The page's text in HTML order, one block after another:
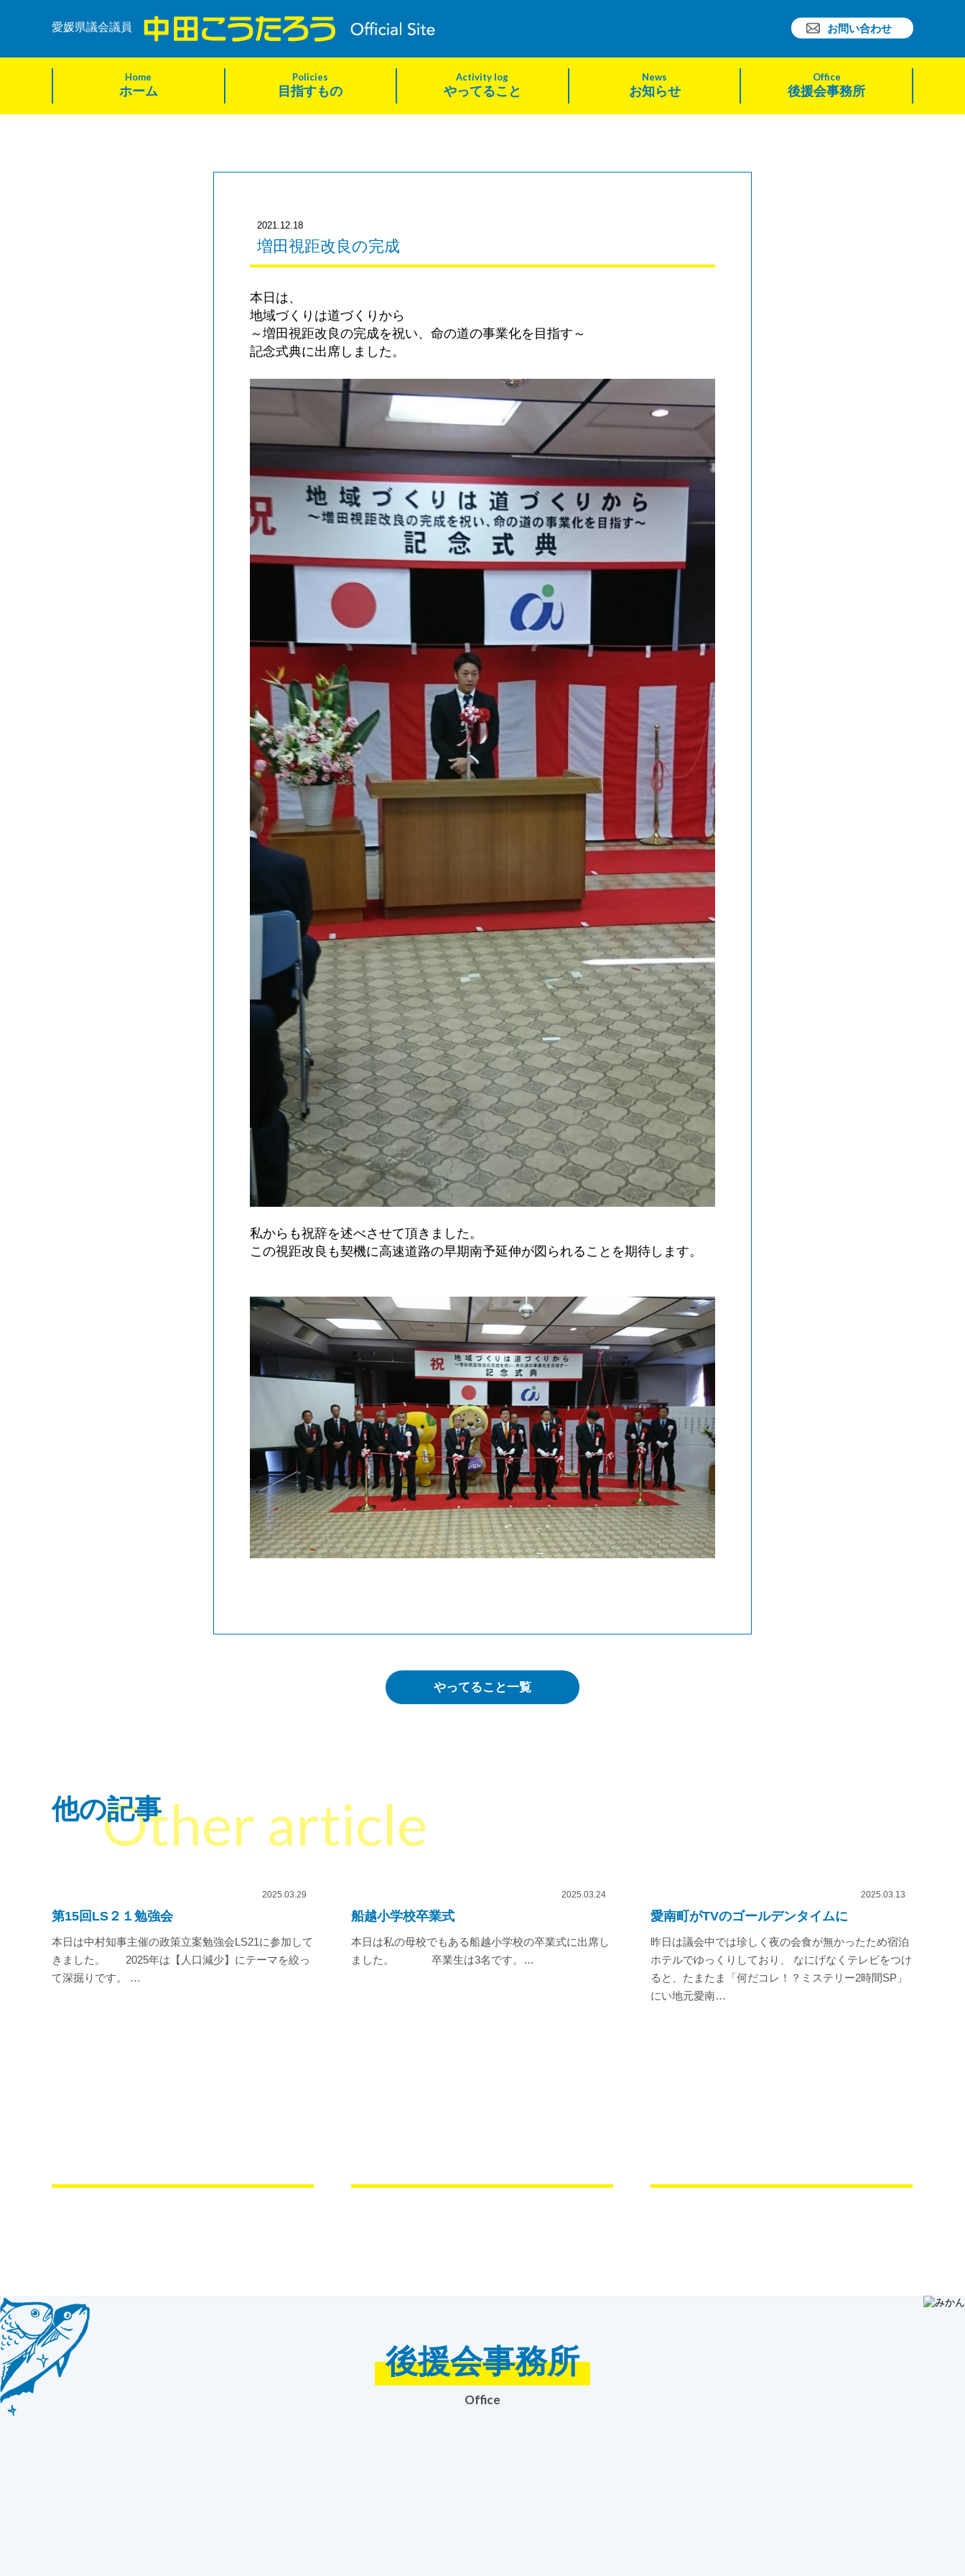
愛媛県議会議員 お問い合わせ
Home
ホーム
Policies
目指すもの
Activity log
やってること
News
お知らせ
Office
後援会事務所
2021.12.18
増田視距改良の完成
本日は、
地域づくりは道づくりから
～増田視距改良の完成を祝い、命の道の事業化を目指す～
記念式典に出席しました。
私からも祝辞を述べさせて頂きました。
この視距改良も契機に高速道路の早期南予延伸が図られることを期待します。
やってること一覧
他の記事
Other article
2025.03.29
第15回LS２１勉強会
本日は中村知事主催の政策立案勉強会LS21に参加して
きました。 2025年は【人口減少】にテーマを絞っ
て深掘りです。 …
2025.03.24
船越小学校卒業式
本日は私の母校でもある船越小学校の卒業式に出席し
ました。 卒業生は3名です。…
2025.03.13
愛南町がTVのゴールデンタイムに
昨日は議会中では珍しく夜の会食が無かったため宿泊
ホテルでゆっくりしており、 なにげなくテレビをつけ
ると、たまたま「何だコレ！？ミステリー2時間SP」
にい地元愛南…
後援会事務所
Office